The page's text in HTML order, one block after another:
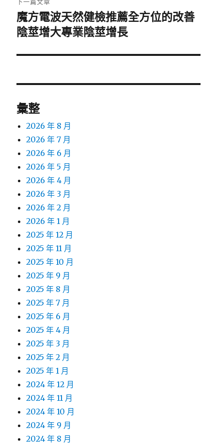
下
一
文
魔方電波天然健檢推薦全方位的改善
陰莖增大專業陰莖增長
彙整
2026 年 8 月
2026 年 7 月
2026 年 6 月
2026 年 5 月
2026 年 4 月
2026 年 3 月
2026 年 2 月
2026 年 1 月
2025 年 12 月
2025 年 11 月
2025 年 10 月
2025 年 9 月
2025 年 8 月
2025 年 7 月
2025 年 6 月
2025 年 4 月
2025 年 3 月
2025 年 2 月
2025 年 1 月
2024 年 12 月
2024 年 11 月
2024 年 10 月
2024 年 9 月
2024 年 8 月